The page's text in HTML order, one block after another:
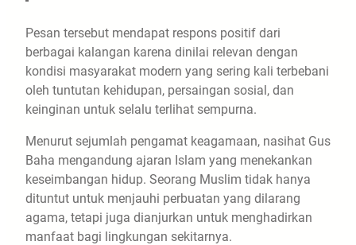
Pesan tersebut mendapat respons positif dari
berbagai kalangan karena dinilai relevan dengan
kondisi masyarakat modern yang sering kali terbebani
oleh tuntutan kehidupan, persaingan sosial, dan
keinginan untuk selalu terlihat sempurna.
Menurut sejumlah pengamat keagamaan, nasihat Gus
Baha mengandung ajaran Islam yang menekankan
keseimbangan hidup. Seorang Muslim tidak hanya
dituntut untuk menjauhi perbuatan yang dilarang
agama, tetapi juga dianjurkan untuk menghadirkan
manfaat bagi lingkungan sekitarnya.